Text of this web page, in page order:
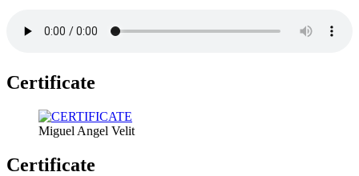
Certificate
Miguel Angel Velit
Certificate